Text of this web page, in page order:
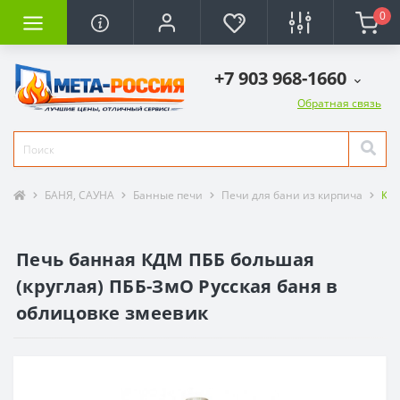
0
+7 903 968-1660
Обратная связь
БАНЯ, САУНА Банные печи Печи для бани из кирпича
Печь банная КДМ ПББ большая
(круглая) ПББ-ЗмО Русская баня в
облицовке змеевик